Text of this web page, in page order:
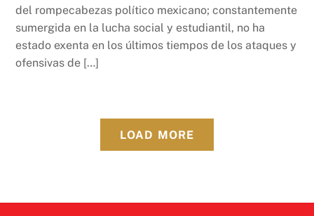
del rompecabezas político mexicano; constantemente
sumergida en la lucha social y estudiantil, no ha
estado exenta en los últimos tiempos de los ataques y
ofensivas de […]
LOAD MORE